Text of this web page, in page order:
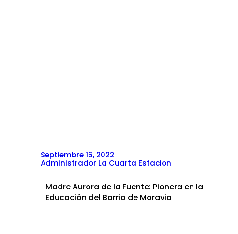
Septiembre 16, 2022
Administrador La Cuarta Estacion
Madre Aurora de la Fuente: Pionera en la
Educación del Barrio de Moravia